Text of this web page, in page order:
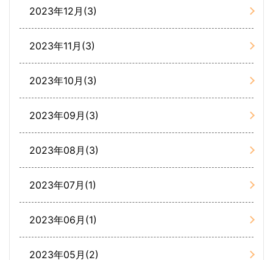
2023年12月(3)
2023年11月(3)
2023年10月(3)
2023年09月(3)
2023年08月(3)
2023年07月(1)
2023年06月(1)
2023年05月(2)